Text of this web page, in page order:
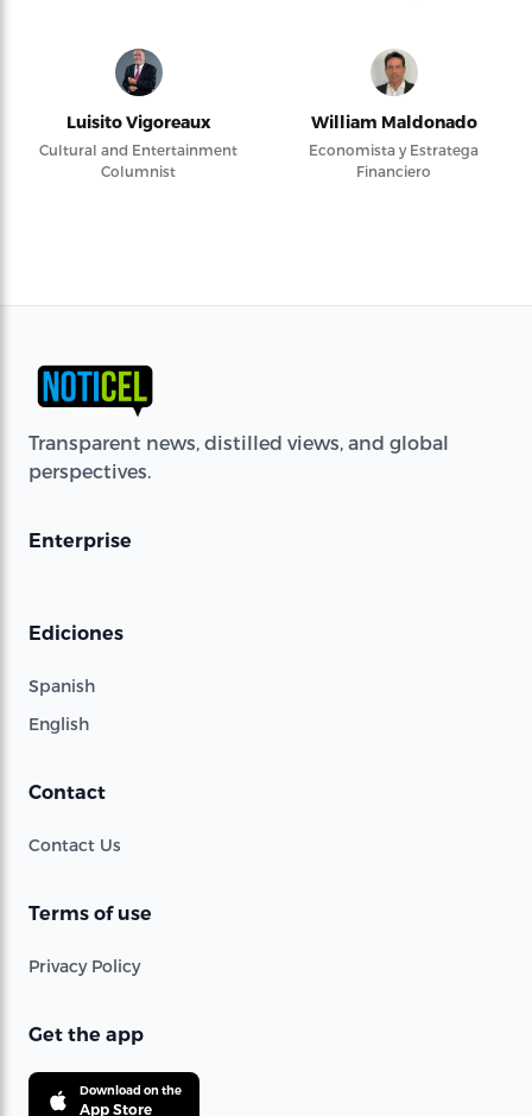
Luisito Vigoreaux
Cultural and Entertainment
Columnist
William Maldonado
Economista y Estratega
Financiero
Transparent news, distilled views, and global
perspectives.
Enterprise
Ediciones
Spanish
English
Contact
Contact Us
Terms of use
Privacy Policy
Get the app
Download on the
App Store